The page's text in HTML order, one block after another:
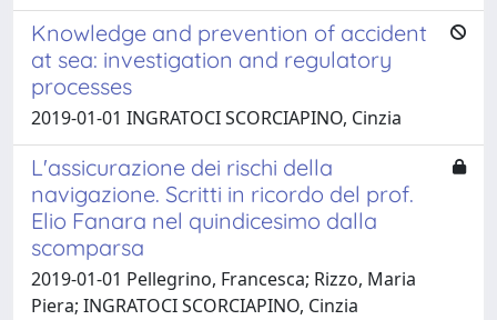
Knowledge and prevention of accident
at sea: investigation and regulatory
processes
2019-01-01 INGRATOCI SCORCIAPINO, Cinzia
L'assicurazione dei rischi della
navigazione. Scritti in ricordo del prof.
Elio Fanara nel quindicesimo dalla
scomparsa
2019-01-01 Pellegrino, Francesca; Rizzo, Maria
Piera; INGRATOCI SCORCIAPINO, Cinzia